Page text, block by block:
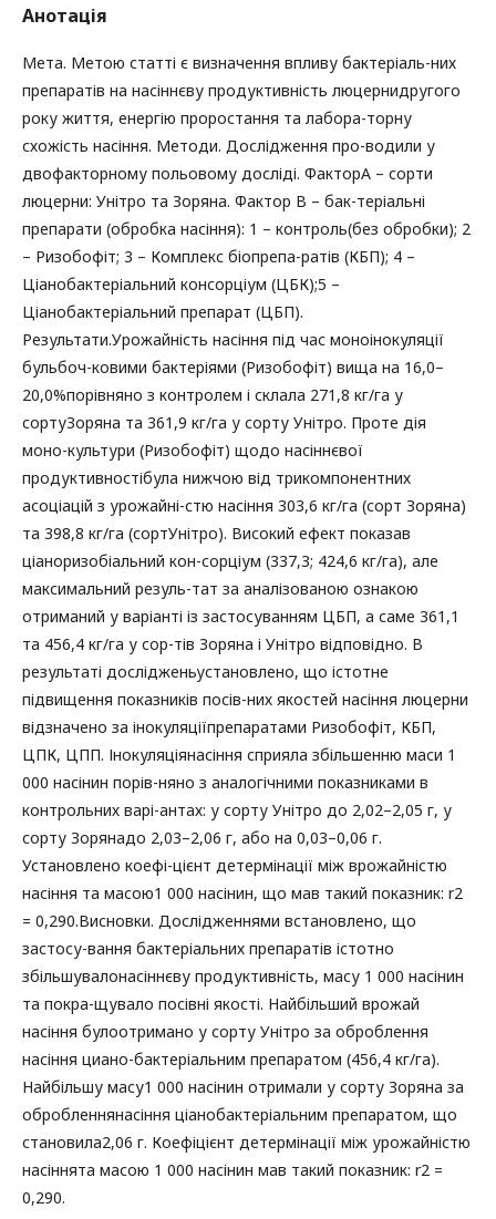
Анотація
Мета. Метою статті є визначення впливу бактеріаль-них
препаратів на насіннєву продуктивність люцернидругого
року життя, енергію проростання та лабора-торну
схожість насіння. Методи. Дослідження про-водили у
двофакторному польовому досліді. ФакторА – сорти
люцерни: Унітро та Зоряна. Фактор В – бак-теріальні
препарати (обробка насіння): 1 – контроль(без обробки); 2
– Ризобофіт; 3 – Комплекс біопрепа-ратів (КБП); 4 –
Ціанобактеріальний консорціум (ЦБК);5 –
Ціанобактеріальний препарат (ЦБП).
Результати.Урожайність насіння під час моноінокуляції
бульбоч-ковими бактеріями (Ризобофіт) вища на 16,0–
20,0%порівняно з контролем і склала 271,8 кг/га у
сортуЗоряна та 361,9 кг/га у сорту Унітро. Проте дія
моно-культури (Ризобофіт) щодо насіннєвої
продуктивностібула нижчою від трикомпонентних
асоціацій з урожайні-стю насіння 303,6 кг/га (сорт Зоряна)
та 398,8 кг/га (сортУнітро). Високий ефект показав
ціаноризобіальний кон-сорціум (337,3; 424,6 кг/га), але
максимальний резуль-тат за аналізованою ознакою
отриманий у варіанті із застосуванням ЦБП, а саме 361,1
та 456,4 кг/га у сор-тів Зоряна і Унітро відповідно. В
результаті дослідженьустановлено, що істотне
підвищення показників посів-них якостей насіння люцерни
відзначено за інокуляціїпрепаратами Ризобофіт, КБП,
ЦПК, ЦПП. Інокуляціянасіння сприяла збільшенню маси 1
000 насінин порів-няно з аналогічними показниками в
контрольних варі-антах: у сорту Унітро до 2,02–2,05 г, у
сорту Зорянадо 2,03–2,06 г, або на 0,03–0,06 г.
Установлено коефі-цієнт детермінації між врожайністю
насіння та масою1 000 насінин, що мав такий показник: r2
= 0,290.Висновки. Дослідженнями встановлено, що
застосу-вання бактеріальних препаратів істотно
збільшувалонасіннєву продуктивність, масу 1 000 насінин
та покра-щувало посівні якості. Найбільший врожай
насіння булоотримано у сорту Унітро за оброблення
насіння циано-бактеріальним препаратом (456,4 кг/га).
Найбільшу масу1 000 насінин отримали у сорту Зоряна за
обробленнянасіння ціанобактеріальним препаратом, що
становила2,06 г. Коефіцієнт детермінації між урожайністю
насіннята масою 1 000 насінин мав такий показник: r2 =
0,290.